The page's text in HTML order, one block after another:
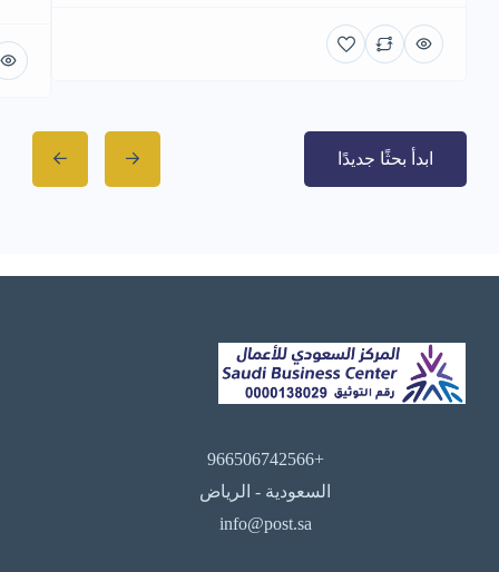
ابدأ بحثًا جديدًا
+966506742566
السعودية - الرياض
info@post.sa